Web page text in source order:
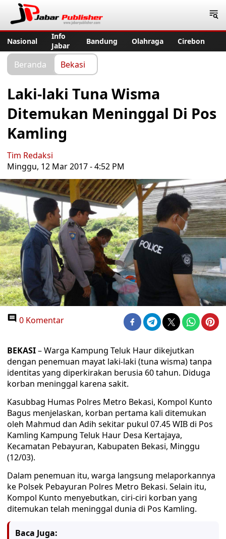
Nasional
Info
Jabar
Bandung Olahraga Cirebon
Beranda Bekasi
Laki-laki Tuna Wisma
Ditemukan Meninggal Di Pos
Kamling
Tim Redaksi
Minggu, 12 Mar 2017 - 4:52 PM
0 Komentar
BEKASI– Warga Kampung Teluk Haur dikejutkan
dengan penemuan mayat laki-laki (tuna wisma) tanpa
identitas yang diperkirakan berusia 60 tahun. Diduga
korban meninggal karena sakit.
Kasubbag Humas Polres Metro Bekasi, Kompol Kunto
Bagus menjelaskan, korban pertama kali ditemukan
oleh Mahmud dan Adih sekitar pukul 07.45 WIB di Pos
Kamling Kampung Teluk Haur Desa Kertajaya,
Kecamatan Pebayuran, Kabupaten Bekasi, Minggu
(12/03).
Dalam penemuan itu, warga langsung melaporkannya
ke Polsek Pebayuran Polres Metro Bekasi. Selain itu,
Kompol Kunto menyebutkan, ciri-ciri korban yang
ditemukan telah meninggal dunia di Pos Kamling.
Baca Juga: